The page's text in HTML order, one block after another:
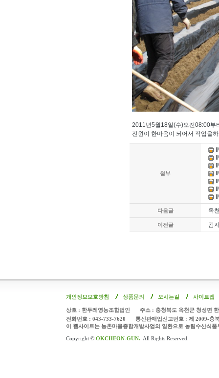
2011년5월18일(수)오전08:00부
전윈이 한마음이 되어서 작업을
첨부
다음글 옥
이전글 감
개인정보보호방침 상품문의 오시는길 사이트맵
상호 : 한두레영농조합법인
주소 : 충청북도 옥천군 청성면
전화번호 : 043-733-7620
통신판매업신고번호 : 제 2009-충
이 웹사이트는 농촌마을종합개발사업의 일환으로 농림수산식
Copyright © OKCHEON-GUN. All Rights Reserved.